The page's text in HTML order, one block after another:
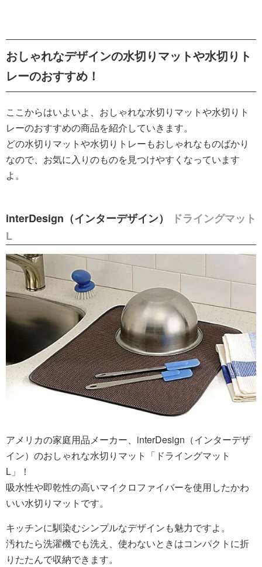
おしゃれなデザインの水切りマットや水切りト
レーのおすすめ！
ここからはいよいよ、おしゃれな水切りマットや水切りト
レーのおすすめの商品を紹介していきます。
どの水切りマットや水切りトレーもおしゃれなものばかり
なので、お気に入りのものを見つけやすくなっています
よ。
interDesign（インターデザイン）
ドライングマット
L
アメリカの家庭用品メーカー、interDesign（インターデザ
イン）のおしゃれな水切りマット「ドライングマット
L」！
吸水性や即乾性の高いマイクロファイバーを使用したかわ
いい水切りマットです。
キッチンに馴染むシンプルなデザインも魅力ですよ。
汚れたら洗濯機でも洗え、使わないときはコンパクトに折
りたたんで収納できます。